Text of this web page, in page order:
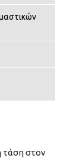
τάση στον